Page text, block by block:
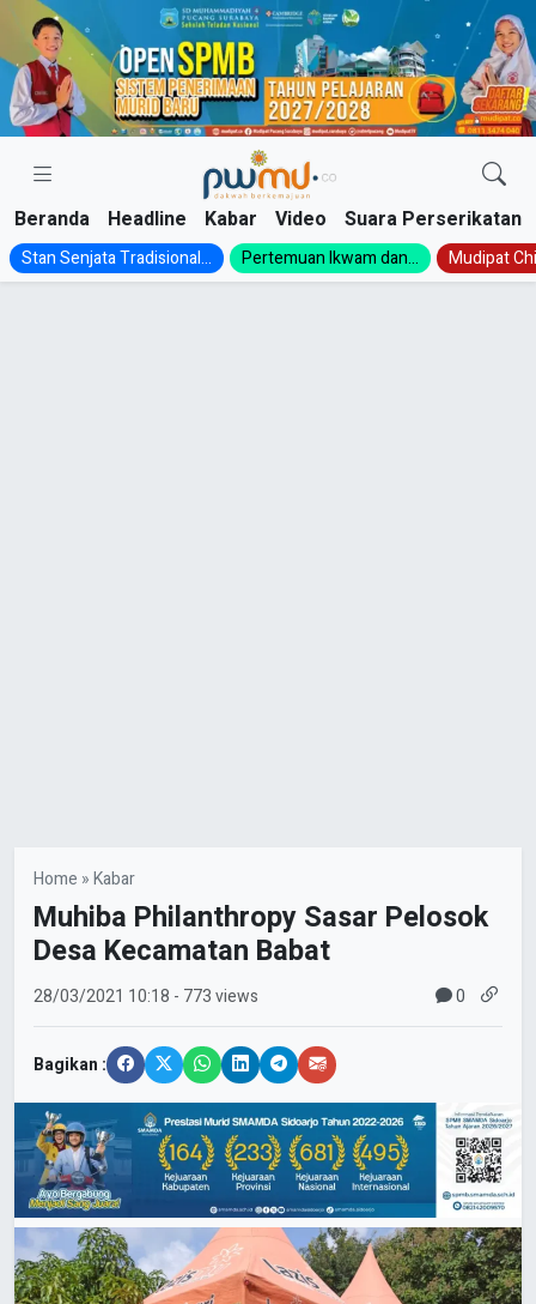
Skip
content
Beranda Headline Kabar Video Suara Perserikatan
Stan Senjata Tradisional... Pertemuan Ikwam dan... Mudipat
Home »Kabar
Muhiba Philanthropy Sasar Pelosok
Desa Kecamatan Babat
28/03/2021 10:18 - 773 views 0
Bagikan :